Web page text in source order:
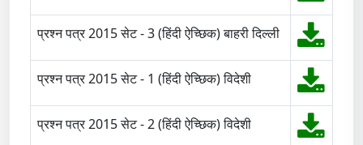
प्रश्न पत्र 2015 सेट - 3 (हिंदी ऐच्छिक) बाहरी दिल्ली
प्रश्न पत्र 2015 सेट - 1 (हिंदी ऐच्छिक) विदेशी
प्रश्न पत्र 2015 सेट - 2 (हिंदी ऐच्छिक) विदेशी